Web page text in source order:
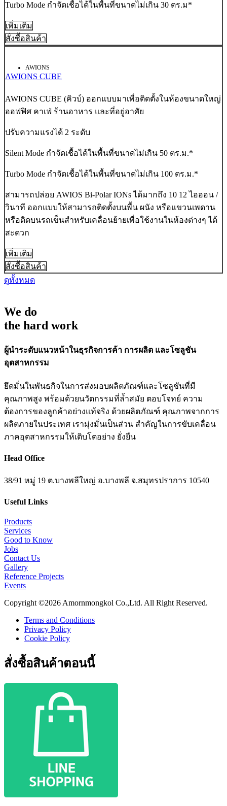
Turbo Mode กำจัดเชื้อได้ในพื้นที่ขนาดไม่เกิน 30 ตร.ม*
เพิ่มเติม
สั่งซื้อสินค้า
AWIONS
AWIONS CUBE
AWIONS CUBE (คิวบ์) ออกแบบมาเพื่อติดตั้งในห้องขนาดใหญ่
ออฟฟิศ คาเฟ่ ร้านอาหาร และที่อยู่อาศัย
ปรับความแรงได้ 2 ระดับ
Silent Mode กำจัดเชื้อได้ในพื้นที่ขนาดไม่เกิน 50 ตร.ม.*
Turbo Mode กำจัดเชื้อได้ในพื้นที่ขนาดไม่เกิน 100 ตร.ม.*
สามารถปล่อย AWIOS Bi-Polar IONs ได้มากถึง 10 12 ไอออน /
วินาที ออกแบบให้สามารถติดตั้งบนพื้น ผนัง หรือแขวนเพดาน
หรือติดบนรถเข็นสำหรับเคลื่อนย้ายเพื่อใช้งานในห้องต่างๆ ได้
สะดวก
เพิ่มเติม
สั่งซื้อสินค้า
ดูทั้งหมด
We do
the hard work
ผู้นำระดับแนวหน้าในธุรกิจการค้า การผลิต และโซลูชัน
อุตสาหกรรม
ยึดมั่นในพันธกิจในการส่งมอบผลิตภัณฑ์และโซลูชันที่มี
คุณภาพสูง พร้อมด้วยนวัตกรรมที่ล้ำสมัย ตอบโจทย์ ความ
ต้องการของลูกค้าอย่างแท้จริง ด้วยผลิตภัณฑ์ คุณภาพจากการ
ผลิตภายในประเทศ เรามุ่งมั่นเป็นส่วน สำคัญในการขับเคลื่อน
ภาคอุตสาหกรรมให้เติบโตอย่าง ยั่งยืน
Head Office
38/91 หมู่ 19 ต.บางพลีใหญ่ อ.บางพลี จ.สมุทรปราการ 10540
Useful Links
Products
Services
Good to Know
Jobs
Contact Us
Gallery
Reference Projects
Events
Copyright ©2026 Amornmongkol Co.,Ltd. All Right Reserved.
Terms and Conditions
Privacy Policy
Cookie Policy
สั่งซื้อสินค้าตอนนี้